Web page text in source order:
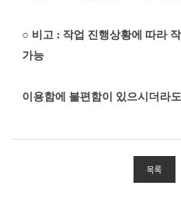
○ 비고 : 작업 진행상황에 따라
가능
이용함에 불편함이 있으시더라
목록